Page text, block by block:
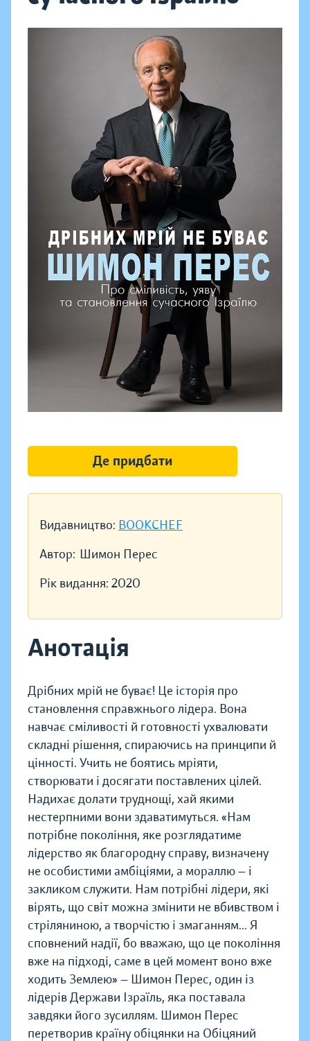
Видавництво: BOOKCHEF
Автор: Шимон Перес
Рік видання: 2020
Анотація
Дрібних мрій не буває! Це історія про
становлення справжнього лідера. Вона
навчає сміливості й готовності ухвалювати
складні рішення, спираючись на принципи й
цінності. Учить не боятись мріяти,
створювати і досягати поставлених цілей.
Надихає долати труднощі, хай якими
нестерпними вони здаватимуться. «Нам
потрібне покоління, яке розглядатиме
лідерство як благородну справу, визначену
не особистими амбіціями, а мораллю — і
закликом служити. Нам потрібні лідери, які
вірять, що світ можна змінити не вбивством і
стріляниною, а творчістю і змаганням... Я
сповнений надії, бо вважаю, що це покоління
вже на підході, саме в цей момент воно вже
ходить Землею» — Шимон Перес, один із
лідерів Держави Ізраїль, яка поставала
завдяки його зусиллям. Шимон Перес
перетворив країну обіцянки на Обіцяний
Де придбати